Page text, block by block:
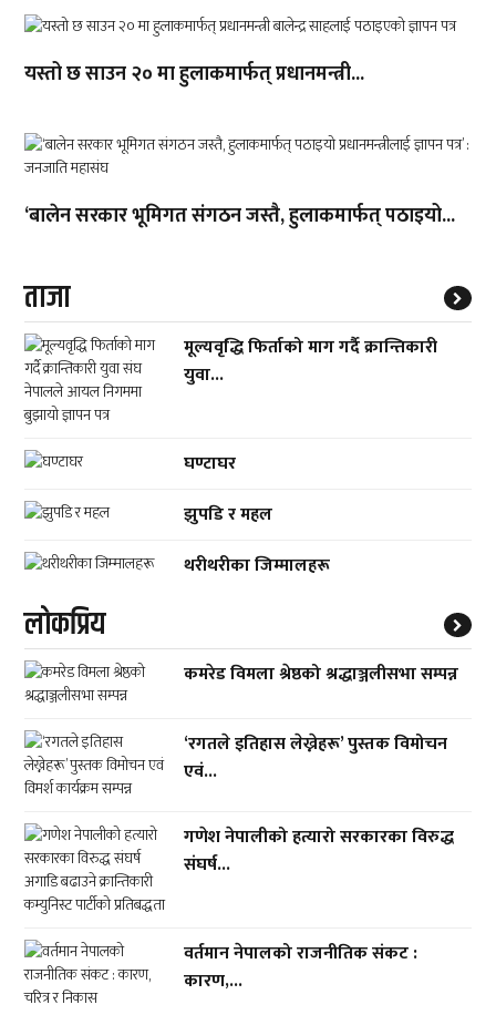
यस्तो छ साउन २० मा हुलाकमार्फत् प्रधानमन्त्री...
‘बालेन सरकार भूमिगत संगठन जस्तै, हुलाकमार्फत् पठाइयो...
ताजा
मूल्यवृद्धि फिर्ताको माग गर्दै क्रान्तिकारी
युवा...
घण्टाघर
झुपडि र महल
थरीथरीका जिम्मालहरू
लाेकप्रिय
कमरेड विमला श्रेष्ठको श्रद्धाञ्जलीसभा सम्पन्न
‘रगतले इतिहास लेख्नेहरू’ पुस्तक विमोचन
एवं...
गणेश नेपालीको हत्यारो सरकारका विरुद्ध
संघर्ष...
वर्तमान नेपालको राजनीतिक संकट :
कारण,...